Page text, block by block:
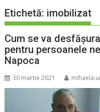
Etichetă: imobilizat
Cum se va
pentru persoanele
Napoca
30 martie 2021